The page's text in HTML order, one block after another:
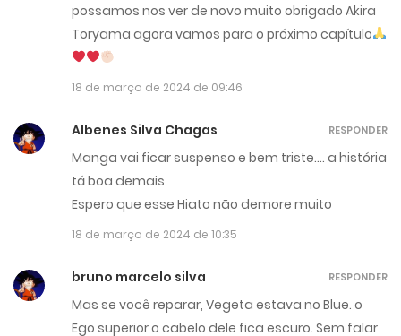
possamos nos ver de novo muito obrigado Akira
Toryama agora vamos para o próximo capítulo
18 de março de 2024 de 09:46
Albenes Silva Chagas
Manga vai ficar suspenso e bem triste…. a história
tá boa demais
Espero que esse Hiato não demore muito
18 de março de 2024 de 10:35
RESPONDER
bruno marcelo silva
Mas se você reparar, Vegeta estava no Blue. o
Ego superior o cabelo dele fica escuro. Sem falar
RESPONDER